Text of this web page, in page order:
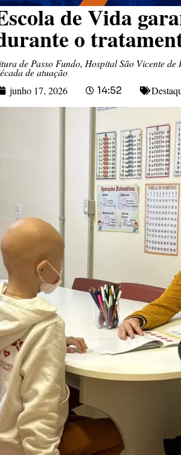
de Vida
o
de Passo Fundo, Hospital São Vicente
de atuação
junho 17, 2026 14:52